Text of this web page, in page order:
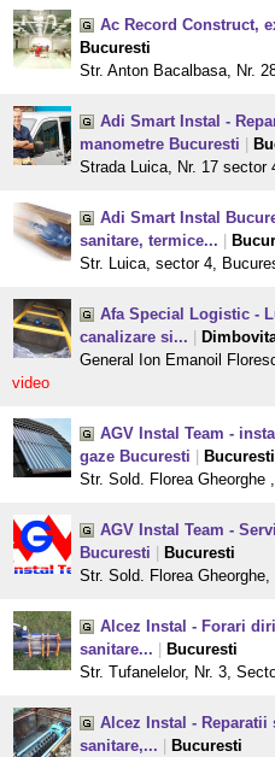
Ac Record Construct,
Bucuresti
Str. Anton Bacalbasa, Nr.
Adi Smart Instal -
manometre Bucuresti
Strada Luica, Nr. 17 sector
Adi Smart Instal
sanitare, termice...
Str. Luica, sector 4,
Afa Special Logistic -
canalizare si...
General Ion Emanoil
video
AGV Instal Team -
gaze Bucuresti
Bucuresti
Str. Sold. Florea Gheorghe
AGV Instal Team -
Bucuresti
Bucuresti
Str. Sold. Florea
Alcez Instal - Forari
sanitare...
Bucuresti
Str. Tufanelelor, Nr. 3,
Alcez Instal -
sanitare,...
Bucuresti